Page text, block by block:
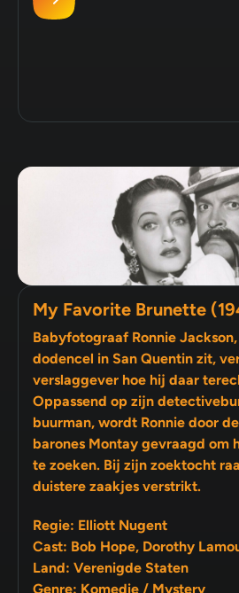
My Favorite Brunette
Babyfotograaf Ronnie
dodencel in San Quentin zit,
verslaggever hoe hij daar
Oppassend op zijn
buurman, wordt Ronnie door de onweerstaanbare
barones Montay gevraagd om
te zoeken. Bij zijn zoektocht raakt
duistere zaakjes verstrikt.
Regie: Elliott Nugent
Cast: Bob Hope, Dorothy
Land: Verenigde Staten
Genre: Komedie / Mystery